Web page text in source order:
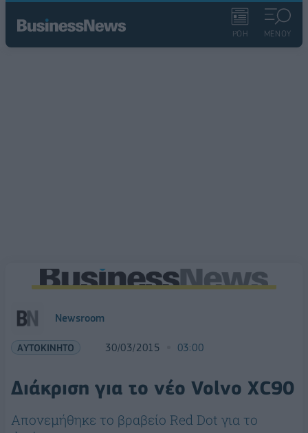
ΡΟΗ ΜΕΝΟΥ
Newsroom
ΑΥΤΟΚΙΝΗΤΟ 30/03/2015 03:00
Διάκριση για το νέο Volvo XC90
Απονεμήθηκε το βραβείο Red Dot για το